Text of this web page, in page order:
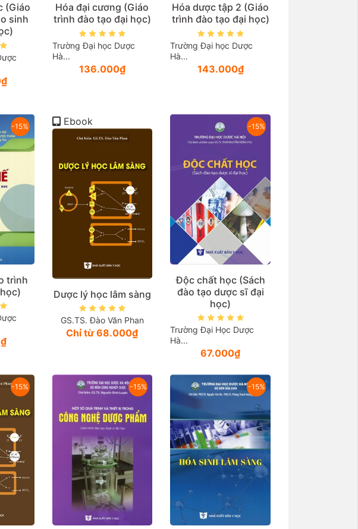
(Giáo
sinh
Hóa đại cương (Giáo
trình đào tạo đại học)
Trường Đại học Dược
Hà...
136.000₫
Hóa dược tập 2 (Giáo
trình đào tạo đại học)
Trường Đại học Dược
Hà...
143.000₫
-15%
trình
Ebook
Dược lý học lâm sàng
GS.TS. Đào Văn Phan
Chỉ từ 68.000₫
-15%
Độc chất học (Sách
đào tạo dược sĩ đại
học)
Trường Đại Học Dược
Hà...
67.000₫
-15% -15% -15%